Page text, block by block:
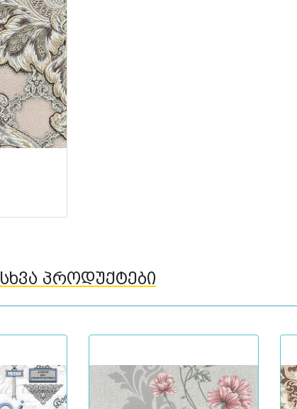
სხვა პროდუქტები